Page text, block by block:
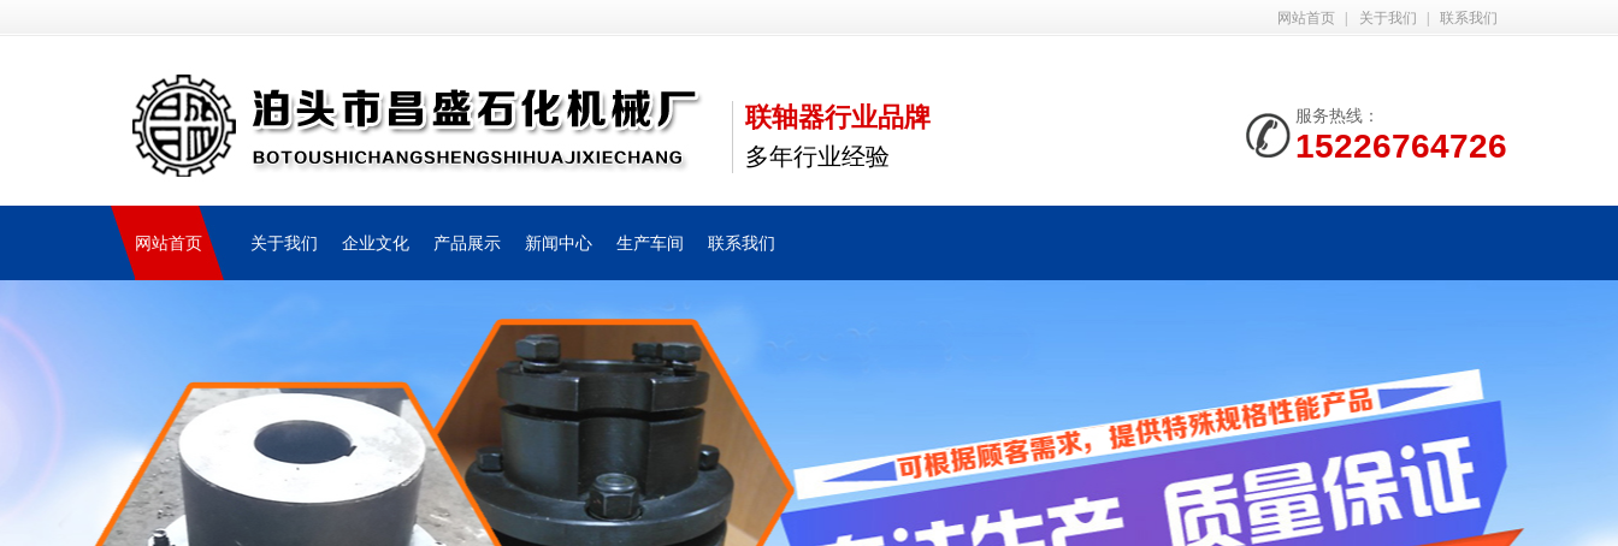
网站首页 关于我们 联系我们
联轴器行业品牌
多年行业经验
服务热线：
15226764726
网站首页 关于我们 企业文化 产品展示 新闻中心 生产车间 联系我们